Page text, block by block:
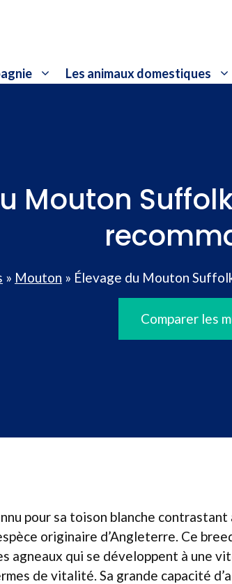
Les animaux domestiques
Mouton
» Mouton » Élevage du Mouton
Comparer les
pour sa toison blanche
originaire d’Angleterre. Ce
agneaux qui se développent à une
de vitalité. Sa grande capacité